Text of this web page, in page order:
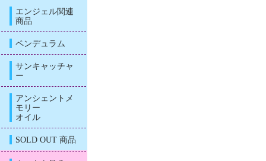
エンジェル関連
商品
ペンデュラム
サンキャッチャ
ー
アンシェントメ
モリー
オイル
SOLD OUT 商品